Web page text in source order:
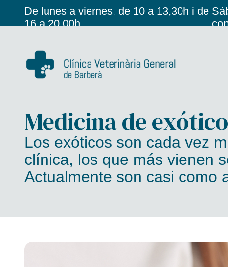
De lunes a viernes, de 10 a 13,30h i de
16 a 20,00h
Medicina de
Los exóticos son cada vez
clínica, los que más vienen
Actualmente son casi como